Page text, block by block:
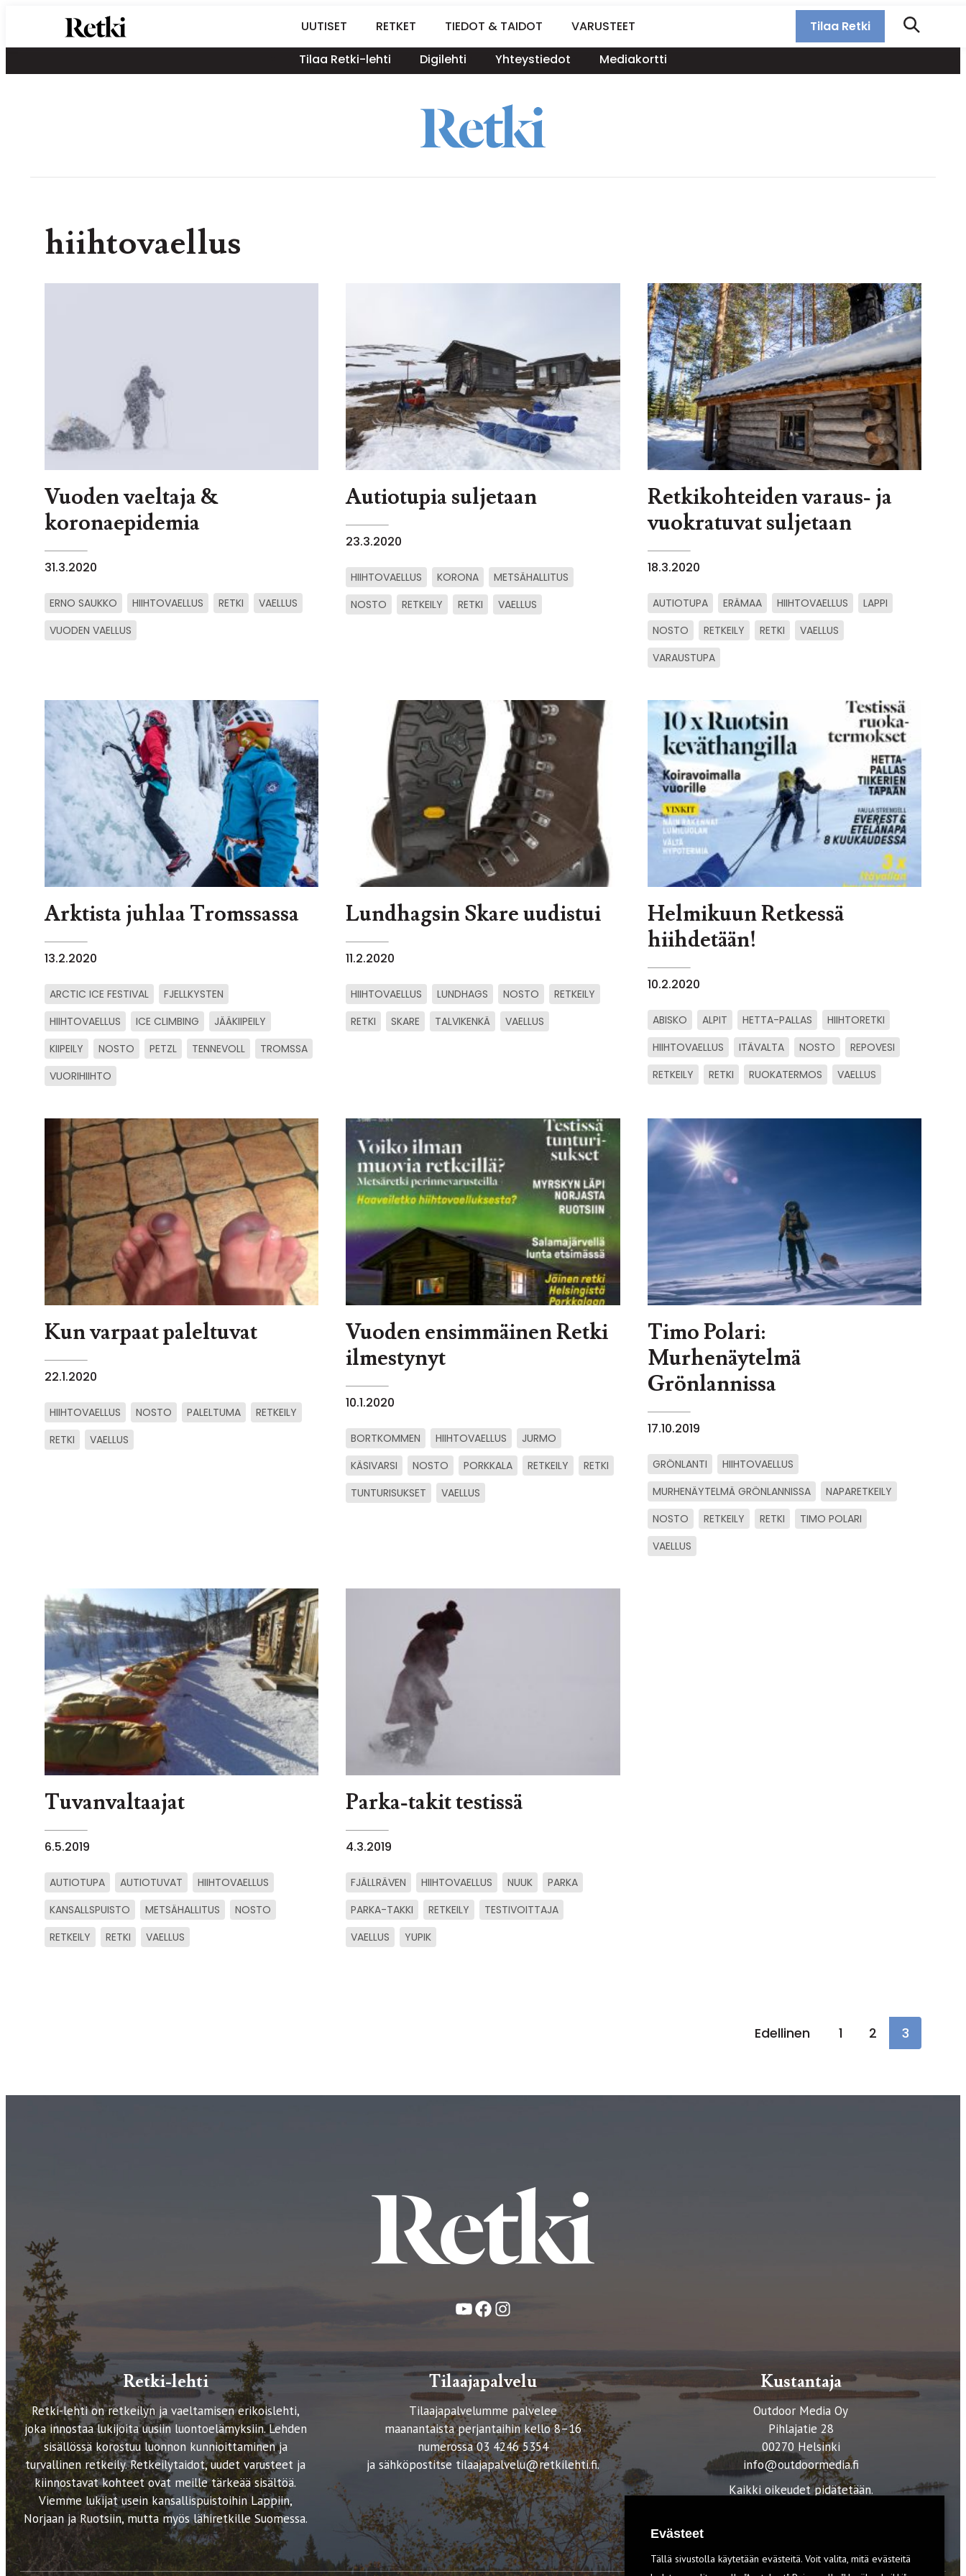
sisältöön
Retki-lehti
Retkeily,
vaellus,
UUTISET RETKET TIEDOT & TAIDOT VARUSTEET
Tilaa Retki
Tilaa Retki-lehti
Digilehti Yhteystiedot Mediakortti
hiihtovaellus
Vuoden vaeltaja &
koronaepidemia
31.3.2020
ERNO SAUKKO HIIHTOVAELLUS RETKI
VAELLUS
VUODEN VAELLUS
Autiotupia suljetaan
23.3.2020
HIIHTOVAELLUS KORONA
METSÄHALLITUS
NOSTO
RETKEILY RETKI VAELLUS
Retkikohteiden varaus- ja
vuokratuvat suljetaan
18.3.2020
AUTIOTUPA ERÄMAA HIIHTOVAELLUS
LAPPI
NOSTO
RETKEILY RETKI
VAELLUS
VARAUSTUPA
Arktista juhlaa Tromssassa
13.2.2020
ARCTIC ICE FESTIVAL
FJELLKYSTEN
HIIHTOVAELLUS
ICE CLIMBING
JÄÄKIIPEILY
KIIPEILY
NOSTO PETZL TENNEVOLL
TROMSSA
VUORIHIIHTO
Lundhagsin Skare uudistui
11.2.2020
HIIHTOVAELLUS LUNDHAGS NOSTO
RETKEILY
RETKI
SKARE TALVIKENKÄ VAELLUS
Helmikuun Retkessä
hiihdetään!
10.2.2020
ABISKO ALPIT HETTA-PALLAS
HIIHTORETKI
HIIHTOVAELLUS
ITÄVALTA NOSTO
REPOVESI
RETKEILY
RETKI RUOKATERMOS VAELLUS
Kun varpaat paleltuvat
22.1.2020
HIIHTOVAELLUS NOSTO PALELTUMA
RETKEILY
RETKI
VAELLUS
Vuoden ensimmäinen Retki
ilmestynyt
10.1.2020
BORTKOMMEN HIIHTOVAELLUS
JURMO
KÄSIVARSI
NOSTO PORKKALA RETKEILY
RETKI
TUNTURISUKSET
VAELLUS
Timo Polari:
Murhenäytelmä
Grönlannissa
17.10.2019
GRÖNLANTI
HIIHTOVAELLUS
MURHENÄYTELMÄ GRÖNLANNISSA
NAPARETKEILY
NOSTO
RETKEILY RETKI
TIMO POLARI
VAELLUS
Tuvanvaltaajat
6.5.2019
AUTIOTUPA AUTIOTUVAT
HIIHTOVAELLUS
KANSALLSPUISTO
METSÄHALLITUS
NOSTO
RETKEILY
RETKI VAELLUS
Parka-takit testissä
4.3.2019
FJÄLLRÄVEN HIIHTOVAELLUS NUUK
PARKA
PARKA-TAKKI
RETKEILY
TESTIVOITTAJA
VAELLUS
YUPIK
Edellinen 1 2 3
YouTube
FacebookInstagram
Retki-lehti
Retki-lehti on retkeilyn ja vaeltamisen erikoislehti,
joka innostaa lukijoita uusiin luontoelämyksiin. Lehden
sisällössä korostuu luonnon kunnioittaminen ja
turvallinen retkeily. Retkeilytaidot, uudet varusteet ja
kiinnostavat kohteet ovat meille tärkeää sisältöä.
Viemme lukijat usein kansallispuistoihin Lappiin,
Norjaan ja Ruotsiin, mutta myös lähiretkille Suomessa.
Tilaajapalvelu
Tilaajapalvelumme palvelee
maanantaista perjantaihin kello 8–16
numerossa 03 4246 5354
ja sähköpostitse tilaajapalvelu@retkilehti.fi.
Kustantaja
Outdoor Media Oy
Pihlajatie 28
00270 Helsinki
info@outdoormedia.fi
Kaikki oikeudet pidätetään.
Evästeet
Tällä sivustolla käytetään evästeitä. Voit valita, mitä evästeitä